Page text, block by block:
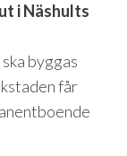
i Näshults
byggas
får